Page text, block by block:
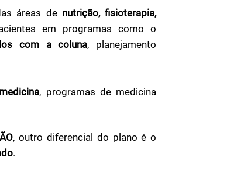
áreas de nutrição, fisioterapia,
em programas como o
com a coluna, planejamento
, programas de medicina
, outro diferencial do plano é o
.